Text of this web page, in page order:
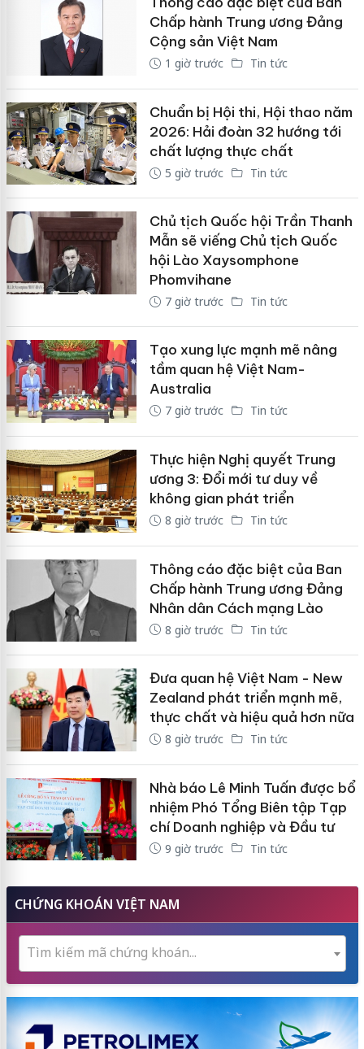
Chấp hành Trung ương Đảng
Cộng sản Việt Nam
1 giờ trước Tin tức
Chuẩn bị Hội thi, Hội thao năm
2026: Hải đoàn 32 hướng tới
chất lượng thực chất
5 giờ trước Tin tức
Chủ tịch Quốc hội Trần Thanh
Mẫn sẽ viếng Chủ tịch Quốc
hội Lào Xaysomphone
Phomvihane
7 giờ trước Tin tức
Tạo xung lực mạnh mẽ nâng
tầm quan hệ Việt Nam-
Australia
7 giờ trước Tin tức
Thực hiện Nghị quyết Trung
ương 3: Đổi mới tư duy về
không gian phát triển
8 giờ trước Tin tức
Thông cáo đặc biệt của Ban
Chấp hành Trung ương Đảng
Nhân dân Cách mạng Lào
8 giờ trước Tin tức
Đưa quan hệ Việt Nam - New
Zealand phát triển mạnh mẽ,
thực chất và hiệu quả hơn nữa
8 giờ trước Tin tức
Nhà báo Lê Minh Tuấn được bổ
nhiệm Phó Tổng Biên tập Tạp
chí Doanh nghiệp và Đầu tư
9 giờ trước Tin tức
CHỨNG KHOÁN VIỆT NAM
Tìm kiếm mã chứng khoán...